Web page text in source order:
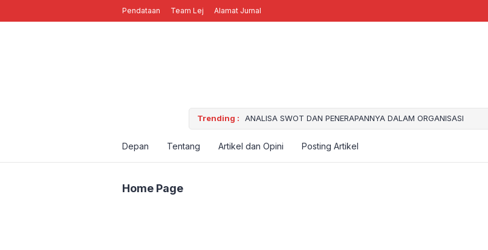
Pendataan Team Lej Alamat Jurnal
Trending :
ANALISA SWOT DAN PENERAPANNYA DALAM ORGANISASI
Keanekaragaman Kebudayaan di Indonesia
Penyebab Anak- anak Putus Sekolah dan Cara
Depan Tentang Artikel dan Opini Posting Artikel
Home Page